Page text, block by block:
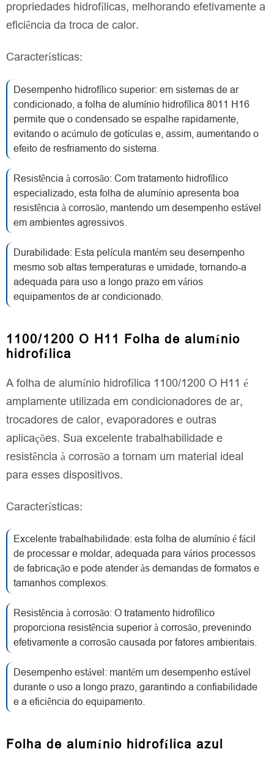
propriedades hidrofílicas, melhorando efetivamente a
eficiência da troca de calor.
Características:
Desempenho hidrofílico superior: em sistemas de ar
condicionado, a folha de alumínio hidrofílica 8011 H16
permite que o condensado se espalhe rapidamente,
evitando o acúmulo de gotículas e, assim, aumentando o
efeito de resfriamento do sistema.
Resistência à corrosão: Com tratamento hidrofílico
especializado, esta folha de alumínio apresenta boa
resistência à corrosão, mantendo um desempenho estável
em ambientes agressivos.
Durabilidade: Esta película mantém seu desempenho
mesmo sob altas temperaturas e umidade, tornando-a
adequada para uso a longo prazo em vários
equipamentos de ar condicionado.
1100/1200 O H11 Folha de alumínio
hidrofílica
A folha de alumínio hidrofílica 1100/1200 O H11 é
amplamente utilizada em condicionadores de ar,
trocadores de calor, evaporadores e outras
aplicações. Sua excelente trabalhabilidade e
resistência à corrosão a tornam um material ideal
para esses dispositivos.
Características:
Excelente trabalhabilidade: esta folha de alumínio é fácil
de processar e moldar, adequada para vários processos
de fabricação e pode atender às demandas de formatos e
tamanhos complexos.
Resistência à corrosão: O tratamento hidrofílico
proporciona resistência superior à corrosão, prevenindo
efetivamente a corrosão causada por fatores ambientais.
Desempenho estável: mantém um desempenho estável
durante o uso a longo prazo, garantindo a confiabilidade
e a eficiência do equipamento.
Folha de alumínio hidrofílica azul